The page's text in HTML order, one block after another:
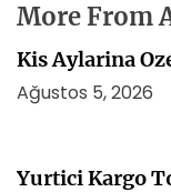
More From
Kis Aylarina
Ağustos 5, 2026
Yurtici Kargo